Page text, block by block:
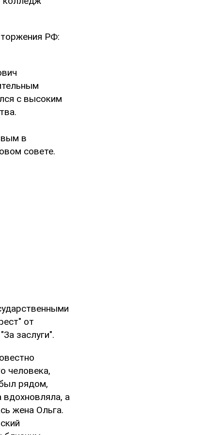
РФ:
с высоким
в
совете.
от
заслуги".
человека,
рядом,
вдохновляла, а
жена Ольга.